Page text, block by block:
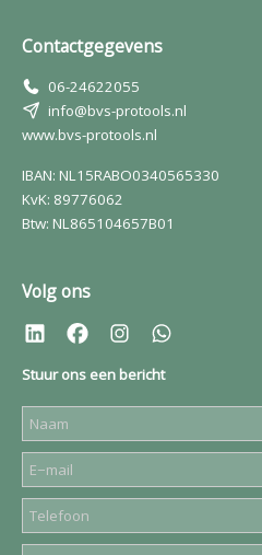
Contactgegevens
06-24622055
info@bvs-protools.nl
www.bvs-protools.nl
IBAN: NL15RABO0340565330
KvK: 89776062
Btw: NL865104657B01
Volg ons
Stuur ons een bericht